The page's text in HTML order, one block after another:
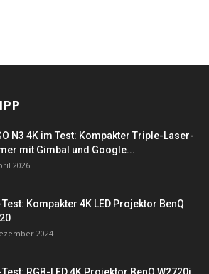
N3 4K im Test: Kompakter Triple-Laser-
mit Gimbal und Google...
2026
Test: Kompakter 4K LED Projektor BenQ
2024